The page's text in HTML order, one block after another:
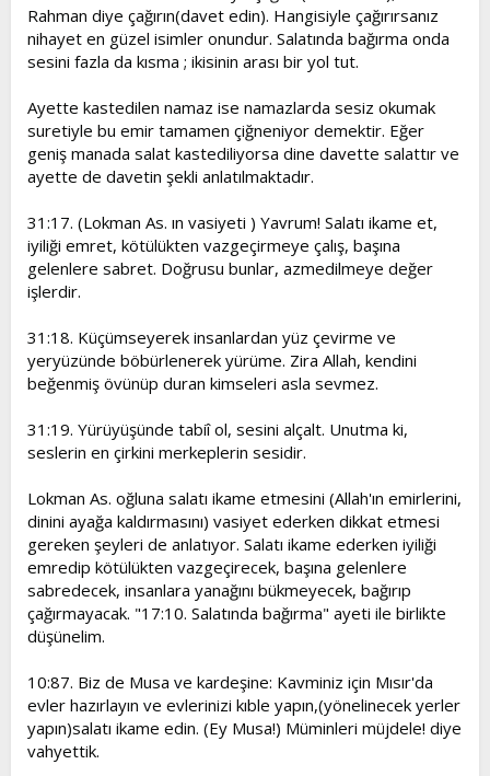
Rahman diye çağırın(davet edin). Hangisiyle çağırırsanız
nihayet en güzel isimler onundur. Salatında bağırma onda
sesini fazla da kısma ; ikisinin arası bir yol tut.
Ayette kastedilen namaz ise namazlarda sesiz okumak
suretiyle bu emir tamamen çiğneniyor demektir. Eğer
geniş manada salat kastediliyorsa dine davette salattır ve
ayette de davetin şekli anlatılmaktadır.
31:17. (Lokman As. ın vasiyeti ) Yavrum! Salatı ikame et,
iyiliği emret, kötülükten vazgeçirmeye çalış, başına
gelenlere sabret. Doğrusu bunlar, azmedilmeye değer
işlerdir.
31:18. Küçümseyerek insanlardan yüz çevirme ve
yeryüzünde böbürlenerek yürüme. Zira Allah, kendini
beğenmiş övünüp duran kimseleri asla sevmez.
31:19. Yürüyüşünde tabiî ol, sesini alçalt. Unutma ki,
seslerin en çirkini merkeplerin sesidir.
Lokman As. oğluna salatı ikame etmesini (Allah'ın emirlerini,
dinini ayağa kaldırmasını) vasiyet ederken dikkat etmesi
gereken şeyleri de anlatıyor. Salatı ikame ederken iyiliği
emredip kötülükten vazgeçirecek, başına gelenlere
sabredecek, insanlara yanağını bükmeyecek, bağırıp
çağırmayacak. "17:10. Salatında bağırma" ayeti ile birlikte
düşünelim.
10:87. Biz de Musa ve kardeşine: Kavminiz için Mısır'da
evler hazırlayın ve evlerinizi kıble yapın,(yönelinecek yerler
yapın)salatı ikame edin. (Ey Musa!) Müminleri müjdele! diye
vahyettik.